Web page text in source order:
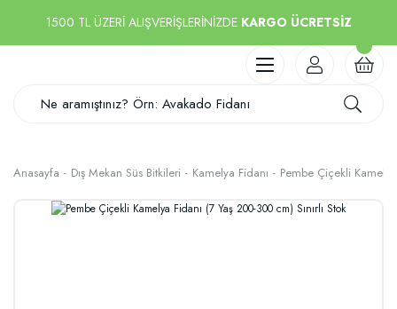
1500 TL ÜZERİ ALIŞVERİŞLERİNİZDE KARGO ÜCRETSİZ
Anasayfa Dış Mekan Süs Bitkileri Kamelya Fidanı Pembe Çiçekli